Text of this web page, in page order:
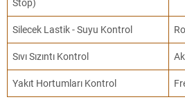
Stop)
Silecek Lastik - Suyu Kontrol
Sıvı Sızıntı Kontrol
Yakıt Hortumları Kontrol